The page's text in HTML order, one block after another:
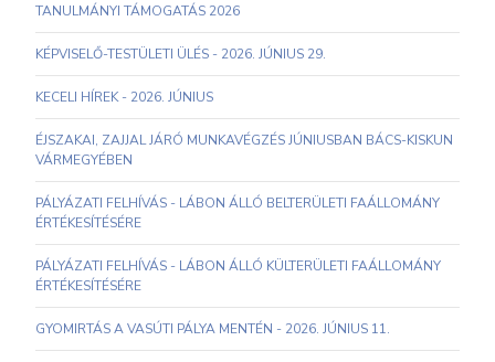
TANULMÁNYI TÁMOGATÁS 2026
KÉPVISELŐ-TESTÜLETI ÜLÉS - 2026. JÚNIUS 29.
KECELI HÍREK - 2026. JÚNIUS
ÉJSZAKAI, ZAJJAL JÁRÓ MUNKAVÉGZÉS JÚNIUSBAN BÁCS-KISKUN
VÁRMEGYÉBEN
PÁLYÁZATI FELHÍVÁS - LÁBON ÁLLÓ BELTERÜLETI FAÁLLOMÁNY
ÉRTÉKESÍTÉSÉRE
PÁLYÁZATI FELHÍVÁS - LÁBON ÁLLÓ KÜLTERÜLETI FAÁLLOMÁNY
ÉRTÉKESÍTÉSÉRE
GYOMIRTÁS A VASÚTI PÁLYA MENTÉN - 2026. JÚNIUS 11.